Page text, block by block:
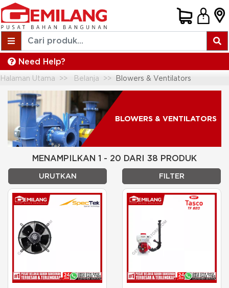
Need Help?
Halaman Utama Belanja Blowers & Ventilators
BLOWERS & VENTILATORS
MENAMPILKAN 1 - 20 DARI 38 PRODUK
URUTKAN FILTER